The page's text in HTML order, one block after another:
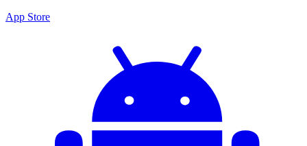
App Store